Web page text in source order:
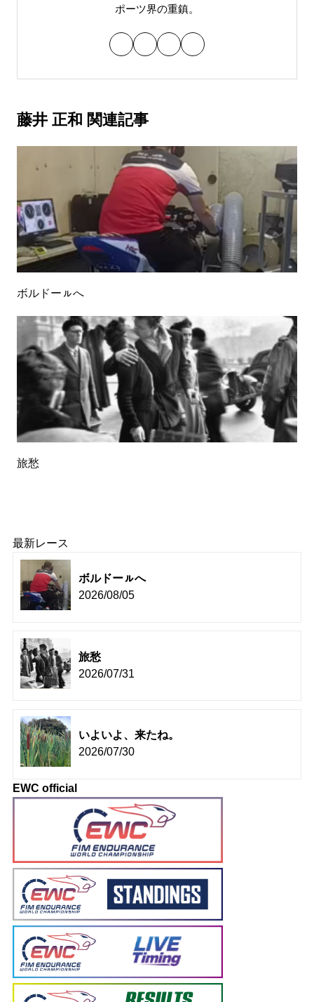
ポーツ界の重鎮。
藤井 正和 関連記事
ボルドーㇽへ
旅愁
最新レース
ボルドーㇽへ
2026/08/05
旅愁
2026/07/31
いよいよ、来たね。
2026/07/30
EWC official